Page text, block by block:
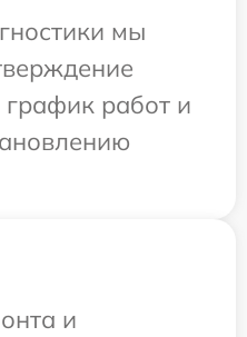
мы
график работ и
и